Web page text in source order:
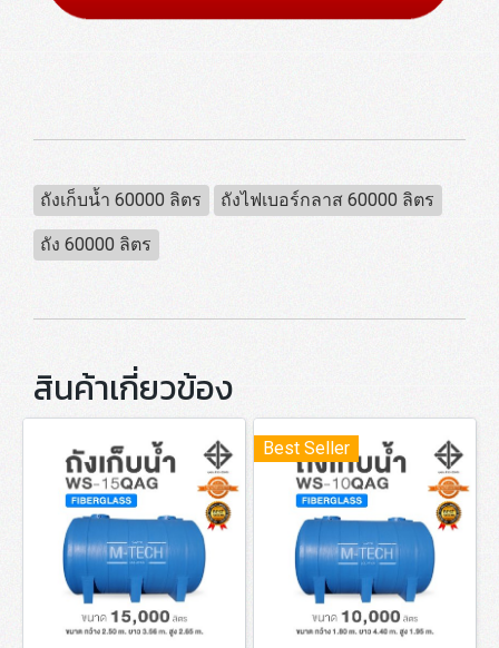
ถังเก็บน้ำ 60000 ลิตร ถังไฟเบอร์กลาส 60000 ลิตร
ถัง 60000 ลิตร
สินค้าเกี่ยวข้อง
Best Seller